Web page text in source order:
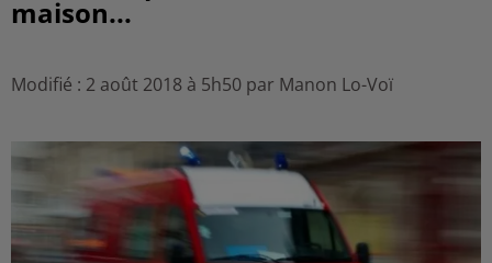
maison...
Modifié : 2 août 2018 à 5h50 par Manon Lo-Voï